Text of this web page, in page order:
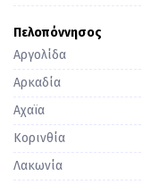
Πελοπόννησος
Αργολίδα
Αρκαδία
Αχαϊα
Κορινθία
Λακωνία